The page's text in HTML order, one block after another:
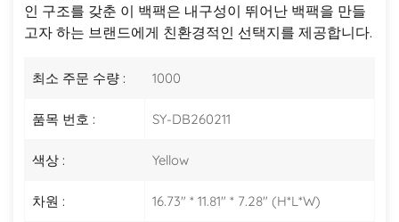
인 구조를 갖춘 이 백팩은 내구성이 뛰어난 백팩을 만들
고자 하는 브랜드에게 친환경적인 선택지를 제공합니다.
최소 주문 수량 : 1000
품목 번호 : SY-DB260211
색상 : Yellow
차원 : 16.73" * 11.81" * 7.28" (H*L*W)